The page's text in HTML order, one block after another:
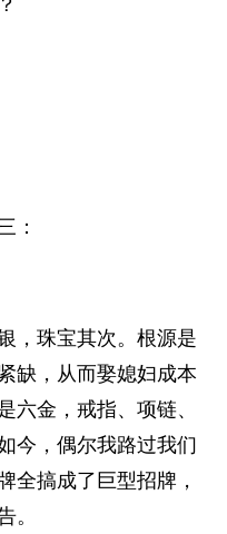
：
，珠宝其次。根源是
缺，从而娶媳妇成本
六金，戒指、项链、
今，偶尔我路过我们
全搞成了巨型招牌，